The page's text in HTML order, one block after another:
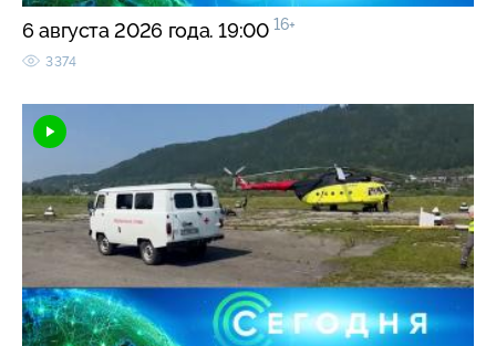
6 августа 2026 года. 19:00 16+
3374